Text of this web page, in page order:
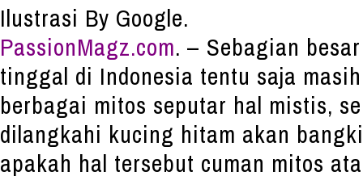
Ilustrasi By Google.
PassionMagz.com. – Sebagian
tinggal di Indonesia tentu saja
berbagai mitos seputar hal mistis,
dilangkahi kucing hitam akan
apakah hal tersebut cuman mitos